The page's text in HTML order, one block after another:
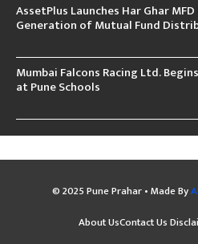
AssetPlus Launches Har Ghar
Generation of Mutual Fund
Mumbai Falcons Racing Ltd.
at Pune Schools
© 2025 Pune Prahar • Made By
About UsContact Us